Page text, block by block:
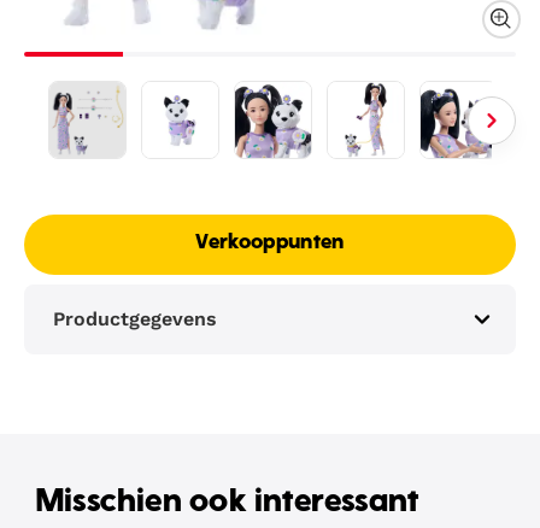
Verkooppunten
Productgegevens
Misschien ook interessant